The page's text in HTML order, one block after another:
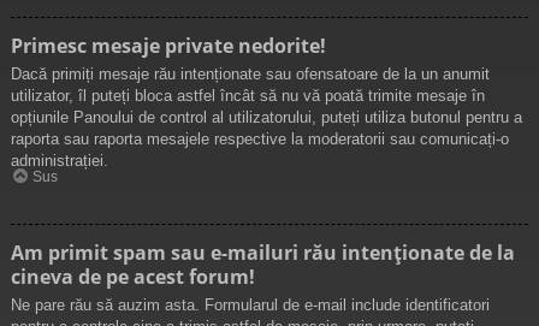
Primesc mesaje private nedorite!
Dacă primiți mesaje rău intenționate sau ofensatoare de la un anumit
utilizator, îl puteți bloca astfel încât să nu vă poată trimite mesaje în
opțiunile Panoului de control al utilizatorului, puteți utiliza butonul pentru a
raporta sau raporta mesajele respective la moderatorii sau comunicați-o
administrației.
Sus
Am primit spam sau e-mailuri rău intenționate de la
cineva de pe acest forum!
Ne pare rău să auzim asta. Formularul de e-mail include identificatori